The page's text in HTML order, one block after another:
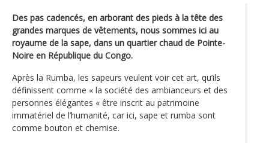
Des pas cadencés, en arborant des pieds à la tête des
grandes marques de vêtements, nous sommes ici au
royaume de la sape, dans un quartier chaud de Pointe-
Noire en République du Congo.
Après la Rumba, les sapeurs veulent voir cet art, qu’ils
définissent comme « la société des ambianceurs et des
personnes élégantes « être inscrit au patrimoine
immatériel de l’humanité, car ici, sape et rumba sont
comme bouton et chemise.